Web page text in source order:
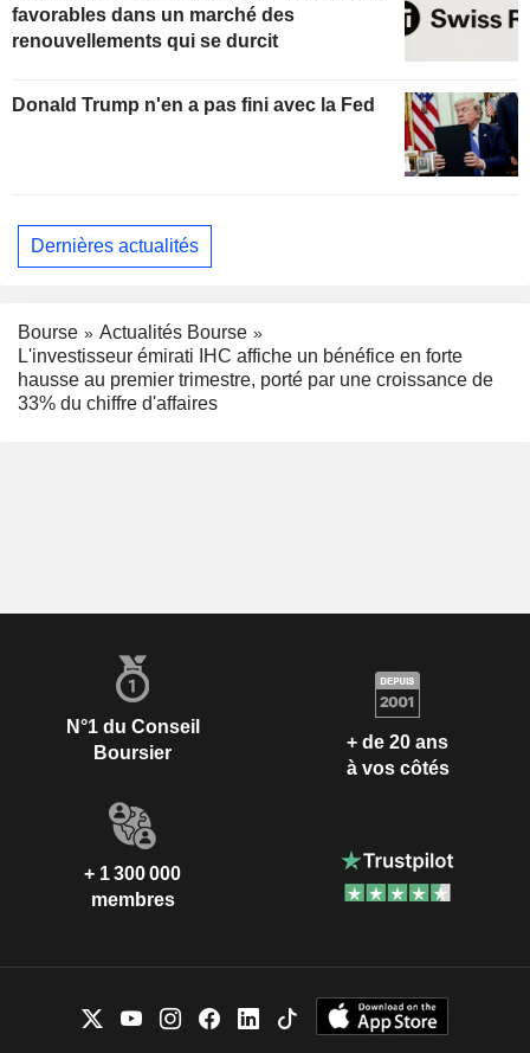
favorables dans un marché des
renouvellements qui se durcit
Donald Trump n'en a pas fini avec la Fed
Dernières actualités
Bourse
Actualités Bourse
L'investisseur émirati IHC affiche un bénéfice en forte
hausse au premier trimestre, porté par une croissance de
33% du chiffre d'affaires
N°1 du Conseil
Boursier
+ de 20 ans
à vos côtés
+ 1 300 000
membres